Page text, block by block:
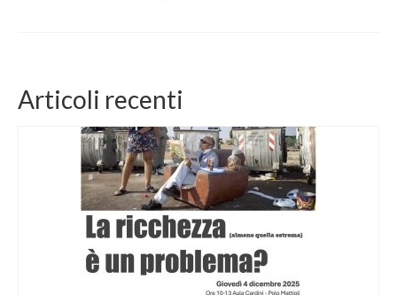
CONTATTI
Articoli recenti